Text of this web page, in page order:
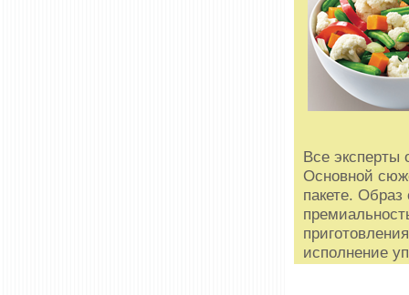
Все эксперты
Основной
пакете.
исполнение